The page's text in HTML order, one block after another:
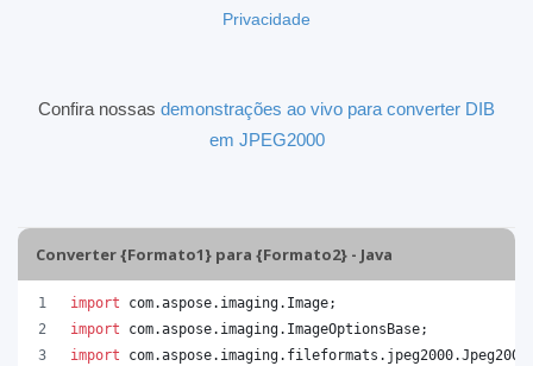
Privacidade
Confira nossas demonstrações ao vivo para converter DIB
em JPEG2000
Converter {Formato1} para {Formato2} - Java
import com.aspose. imaging. Image;
import
com.aspose. imaging. ImageOptionsBase;
import
com.aspose. imaging. fileformats . jpeg2000.